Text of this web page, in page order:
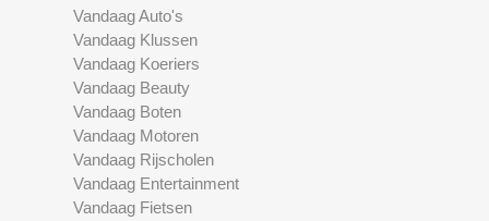
Vandaag Auto's
Vandaag Klussen
Vandaag Koeriers
Vandaag Beauty
Vandaag Boten
Vandaag Motoren
Vandaag Rijscholen
Vandaag Entertainment
Vandaag Fietsen